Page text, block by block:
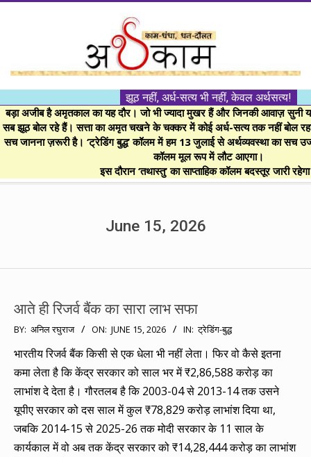
।।
अर्थकाम।।
BE
FINANCIALLY
CLEVER!
झूठ नहीं, अर्ध-सत्य भी नहीं, केवल अर्थसत्य!
बड़ा अजीब है अमृतकाल का यह दौर। जो भी ज्यादा मुखर हैं और जिनकी आवाज़ सुनी
सब झूठ बोल रहे हैं। सत्ता का अमृत चखने के चक्कर में कोई अर्ध-सत्य तक नहीं बोल
सच जानना ज़रूरी है। ‘ट्रेडिंग बुद्ध’ कॉलम में हम 13 जुलाई से अर्थव्यवस्था का सच
कॉलम मूल रूप में लौट आएगा।
इस दौरान ‘तथास्तु’ का साप्ताहिक कॉलम बदस्तूर जारी
June 15, 2026
आते ही रिजर्व बैंक का सारा लाभ सफा
2026-
BY: अनिल रघुराज ON: JUNE 15, 2026 IN: ट्रेडिंग-बुद्ध
भारतीय रिजर्व बैंक किसी से एक धेला भी नहीं लेता। फिर वो कैसे इतना
कमा लेता है कि केंद्र सरकार को साल भर में ₹2,86,588 करोड़ का
लाभांश दे देता है। गौरतलब है कि 2003-04 से 2013-14 तक उसने
यूपीए सरकार को दस साल में कुल ₹78,829 करोड़ लाभांश दिया था,
जबकि 2014-15 से 2025-26 तक मोदी सरकार के 11 साल के
कार्यकाल में वो अब तक केंद्र सरकार को ₹14,28,444 करोड़ का लाभांश